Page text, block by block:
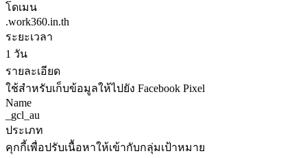
โดเมน
.work360.in.th
ระยะเวลา
1 วัน
รายละเอียด
ใช้สำหรับเก็บข้อมูลให้ไปยัง Facebook Pixel
Name
_gcl_au
ประเภท
คุกกี้เพื่อปรับเนื้อหาให้เข้ากับกลุ่มเป้าหมาย